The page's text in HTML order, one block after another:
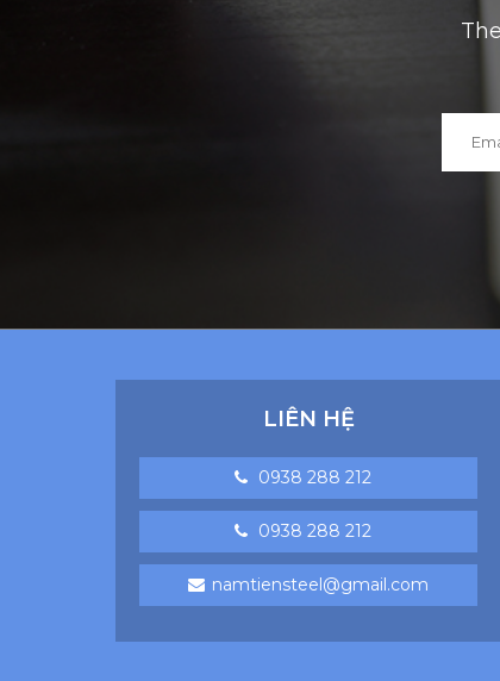
LIÊN HỆ
0938 288 212
0938 288 212
namtiensteel@gmail.com